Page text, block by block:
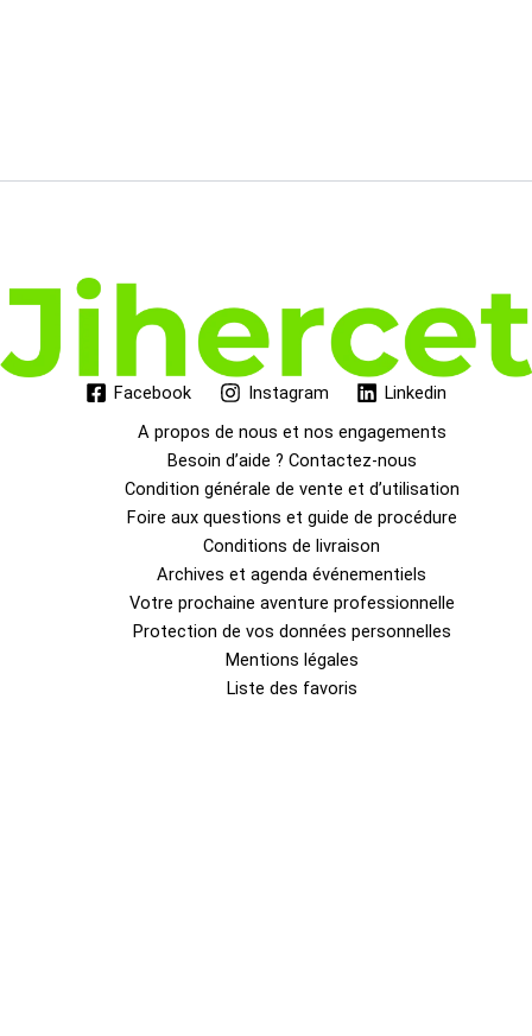
Facebook Instagram
Linkedin
A propos de nous et nos engagements
Besoin d’aide ? Contactez-nous
Condition générale de vente et d’utilisation
Foire aux questions et guide de procédure
Conditions de livraison
Archives et agenda événementiels
Votre prochaine aventure professionnelle
Protection de vos données personnelles
Mentions légales
Liste des favoris